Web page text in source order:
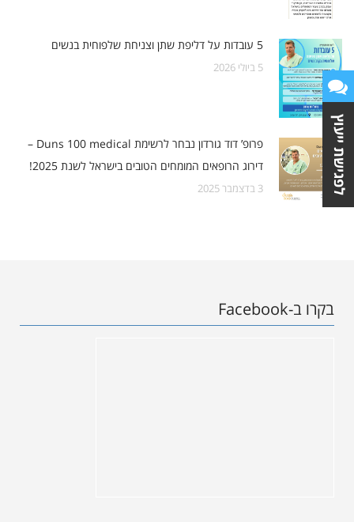
‏‏5 עובדות על דליפת שתן וצניחת שלפוחית בנשים
5 ביולי 2026
פרופ’ דוד גורדון נבחר לרשימת Duns 100 medical –
דירוג הרופאים המומחים הטובים בישראל לשנת 2025!
3 בדצמבר 2025
בקרו ב-Facebook
לפגישת ייעוץ